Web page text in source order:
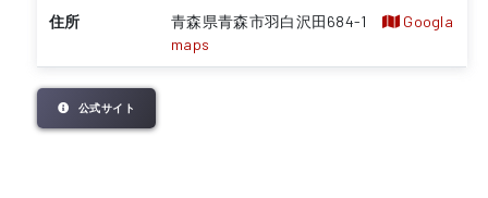
住所 青森県青森市羽白沢田684-1
Googla
maps
公式サイト